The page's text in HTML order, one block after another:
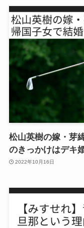
松山英樹の嫁・芽
のきっかけはデキ
2022年10月16日